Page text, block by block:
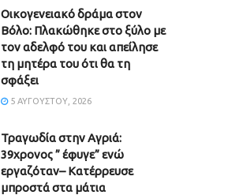
Οικογενειακό δράμα στον
Βόλο: Πλακώθηκε στο ξύλο με
τον αδελφό του και απείλησε
τη μητέρα του ότι θα τη
σφάξει
5 ΑΥΓΟΎΣΤΟΥ, 2026
Τραγωδία στην Αγριά:
39χρονος ” έφυγε” ενώ
εργαζόταν– Κατέρρευσε
μπροστά στα μάτια